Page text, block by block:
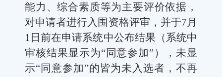
能力、综合素质等为主要评价依据，
对申请者进行入围资格评审，并于7月
1 日前在申请系统中公布结果（系统中
审核结果显示为“同意参加”），未显
示“同意参加”的皆为未入选者，不再